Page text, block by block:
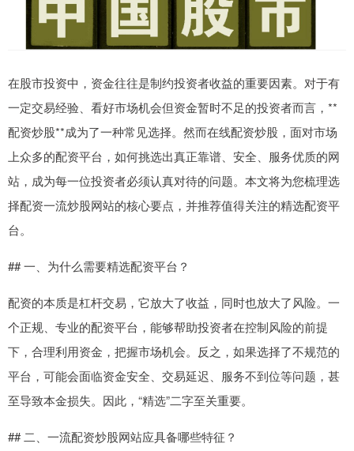
在股市投资中，资金往往是制约投资者收益的重要因素。对于有
一定交易经验、看好市场机会但资金暂时不足的投资者而言，**
配资炒股**成为了一种常见选择。然而在线配资炒股，面对市场
上众多的配资平台，如何挑选出真正靠谱、安全、服务优质的网
站，成为每一位投资者必须认真对待的问题。本文将为您梳理选
择配资一流炒股网站的核心要点，并推荐值得关注的精选配资平
台。
## 一、为什么需要精选配资平台？
配资的本质是杠杆交易，它放大了收益，同时也放大了风险。一
个正规、专业的配资平台，能够帮助投资者在控制风险的前提
下，合理利用资金，把握市场机会。反之，如果选择了不规范的
平台，可能会面临资金安全、交易延迟、服务不到位等问题，甚
至导致本金损失。因此，“精选”二字至关重要。
## 二、一流配资炒股网站应具备哪些特征？